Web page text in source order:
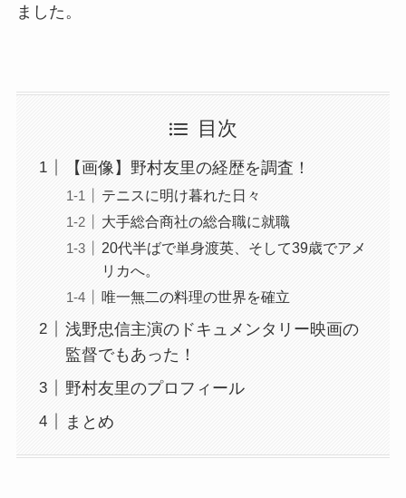
ました。
目次
【画像】野村友里の経歴を調査！
テニスに明け暮れた日々
大手総合商社の総合職に就職
20代半ばで単身渡英、そして39歳でアメ
リカへ。
唯一無二の料理の世界を確立
浅野忠信主演のドキュメンタリー映画の
監督でもあった！
野村友里のプロフィール
まとめ